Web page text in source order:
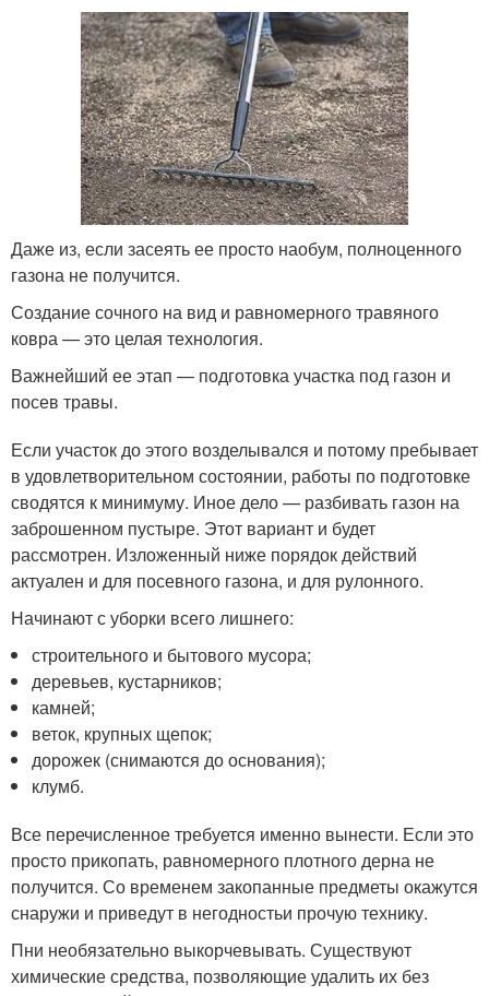
Даже из, если засеять ее просто наобум, полноценного
газона не получится.
Создание сочного на вид и равномерного травяного
ковра — это целая технология.
Важнейший ее этап — подготовка участка под газон и
посев травы.
Если участок до этого возделывался и потому пребывает
в удовлетворительном состоянии, работы по подготовке
сводятся к минимуму. Иное дело — разбивать газон на
заброшенном пустыре. Этот вариант и будет
рассмотрен. Изложенный ниже порядок действий
актуален и для посевного газона, и для рулонного.
Начинают с уборки всего лишнего:
строительного и бытового мусора;
деревьев, кустарников;
камней;
веток, крупных щепок;
дорожек (снимаются до основания);
клумб.
Все перечисленное требуется именно вынести. Если это
просто прикопать, равномерного плотного дерна не
получится. Со временем закопанные предметы окажутся
снаружи и приведут в негодностьи прочую технику.
Пни необязательно выкорчевывать. Существуют
химические средства, позволяющие удалить их без